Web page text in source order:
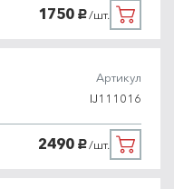
1750 руб./шт.
Артикул
IJ111016
2490 руб./шт.